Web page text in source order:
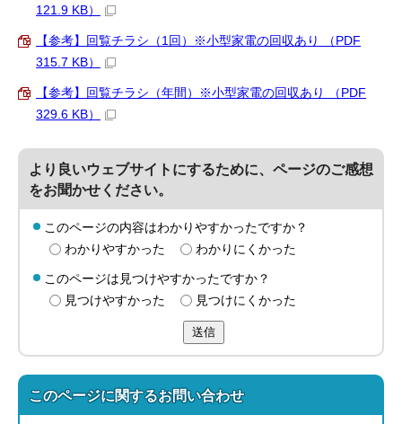
121.9 KB）
【参考】回覧チラシ（1回）※小型家電の回収あり （PDF
315.7 KB）
【参考】回覧チラシ（年間）※小型家電の回収あり （PDF
329.6 KB）
より良いウェブサイトにするために、ページのご感想
をお聞かせください。
このページの内容はわかりやすかったですか？
わかりやすかった
わかりにくかった
このページは見つけやすかったですか？
見つけやすかった
見つけにくかった
送信
このページに関するお問い合わせ